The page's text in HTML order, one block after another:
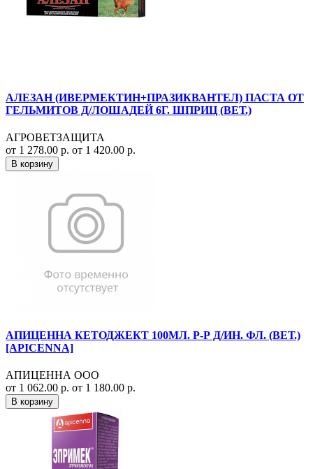
АЛЕЗАН (ИВЕРМЕКТИН+ПРАЗИКВАНТЕЛ) ПАСТА ОТ
ГЕЛЬМИТОВ Д/ЛОШАДЕЙ 6Г. ШПРИЦ (ВЕТ.)
АГРОВЕТЗАЩИТА
от 1 278.00 р. от 1 420.00 р.
В корзину
АПИЦЕННА КЕТОДЖЕКТ 100МЛ. Р-Р Д/ИН. ФЛ. (ВЕТ.)
[APICENNA]
АПИЦЕННА ООО
от 1 062.00 р. от 1 180.00 р.
В корзину